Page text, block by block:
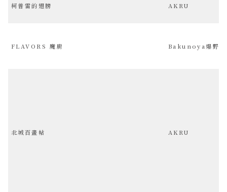
柯普雷的翅膀 AKRU
FLAVORS 魔廚 Bakunoya爆野家
北城百畫帖 AKRU